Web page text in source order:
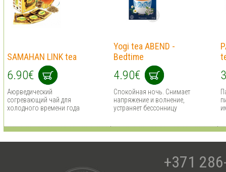
SAMAHAN LINK tea
6.90€
Аюрведический
согревающий чай для
холодного времени года
Yogi tea ABEND -
Bedtime
4.90€
Спокойная ночь. Снимает
напряжение и волнение,
устраняет бессонницу
+371